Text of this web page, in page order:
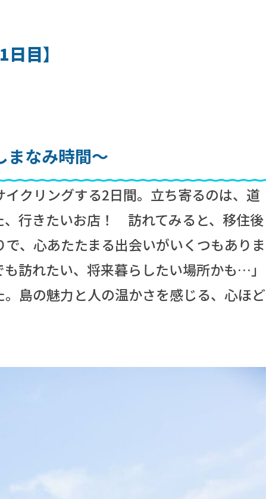
目】
まなみ時間～
クリングする2日間。立ち寄るのは、道
、行きたいお店！ 訪れてみると、移住後
、心あたたまる出会いがいくつもありま
訪れたい、将来暮らしたい場所かも…」
島の魅力と人の温かさを感じる、心ほど